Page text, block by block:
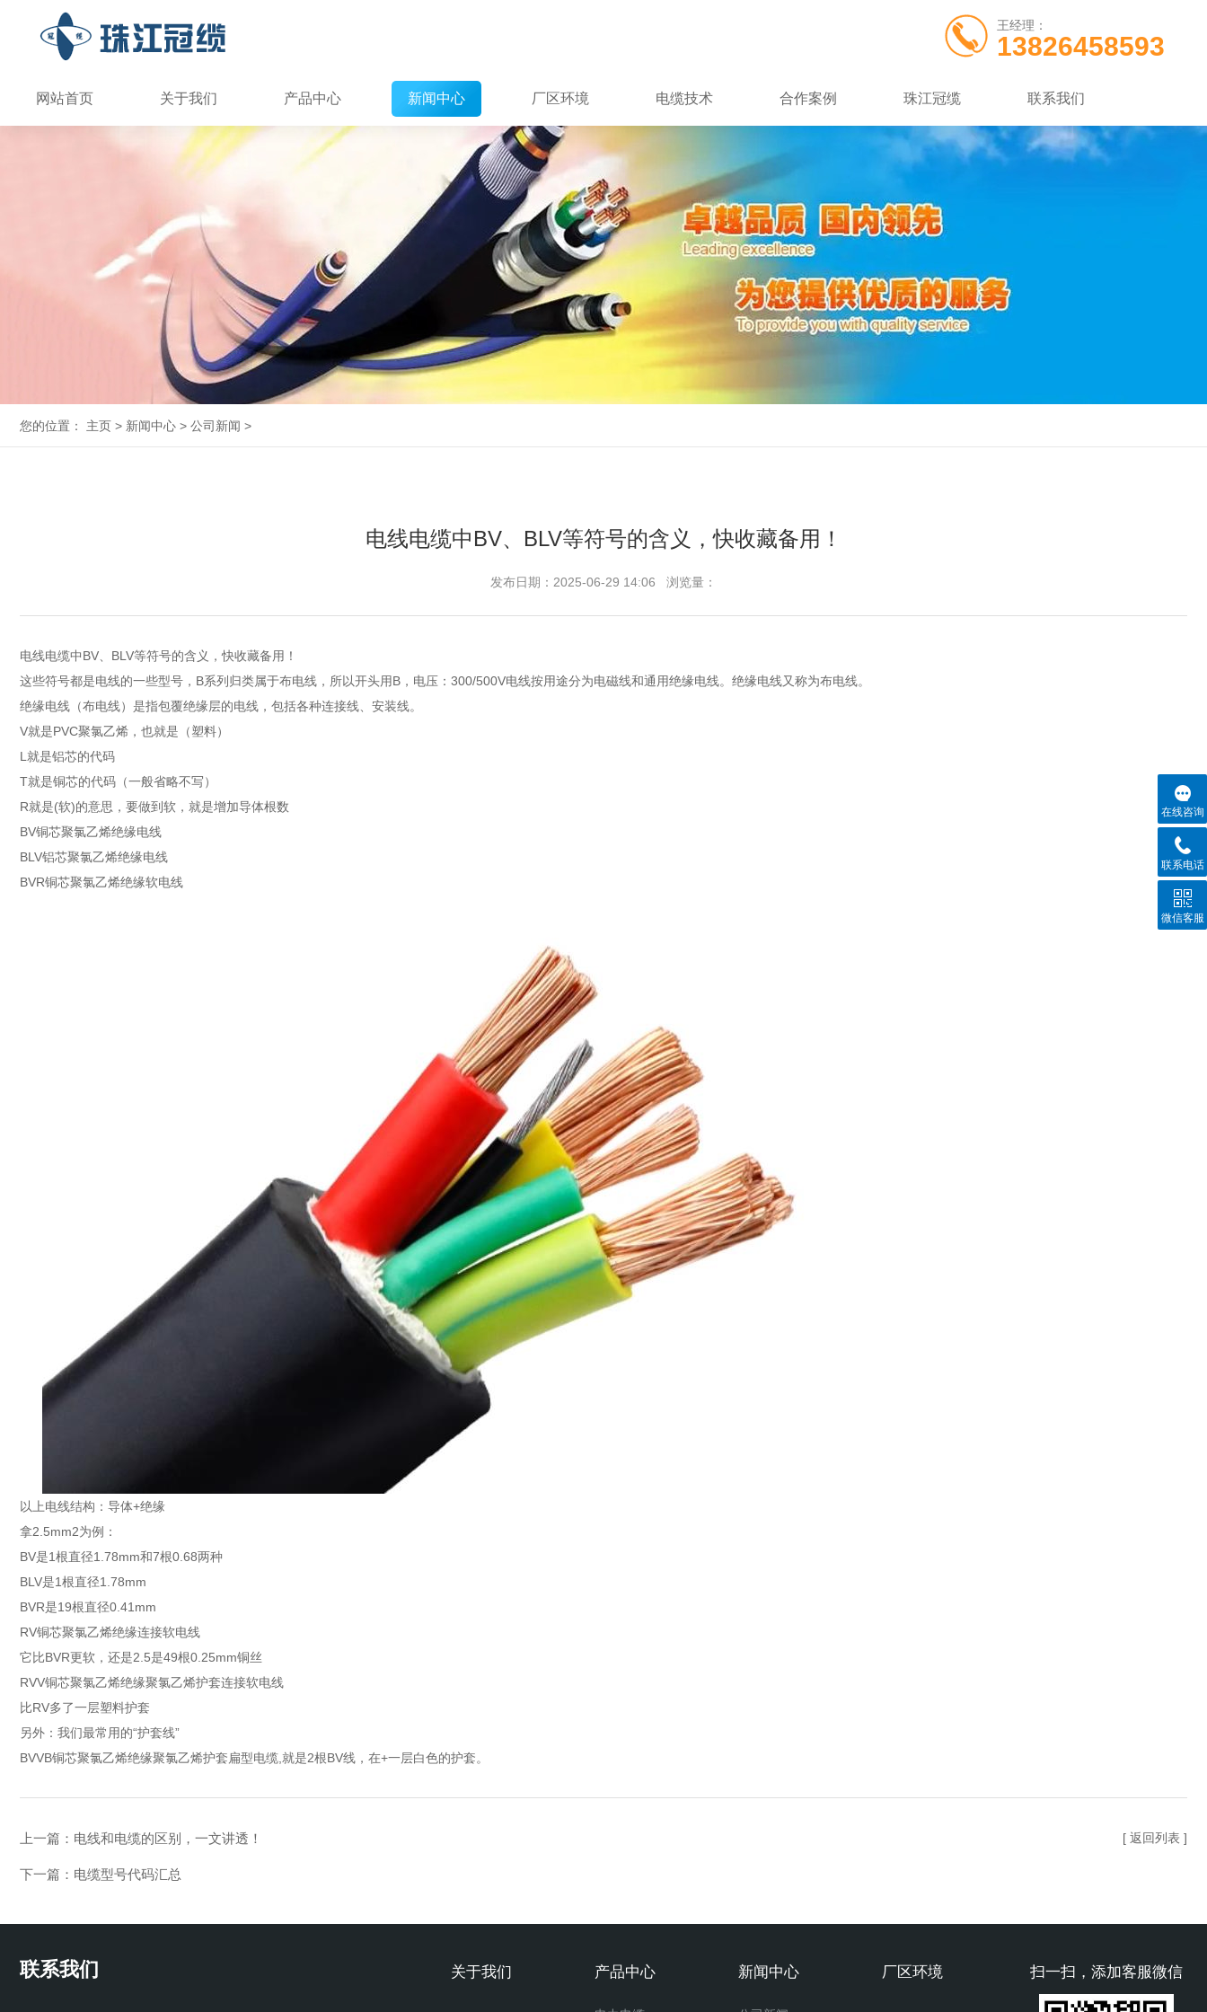
王经理：
13826458593
网站首页 关于我们 产品中心 新闻中心 厂区环境 电缆技术 合作案例 珠江冠缆 联系我们
您的位置： 主页 > 新闻中心 > 公司新闻 >
电线电缆中BV、BLV等符号的含义，快收藏备用！
发布日期：2025-06-29 14:06 浏览量：
电线电缆中BV、BLV等符号的含义，快收藏备用！
这些符号都是电线的一些型号，B系列归类属于布电线，所以开头用B，电压：300/500V电线按用途分为电磁线和通用绝缘电线。绝缘电线又称为布电线。
绝缘电线（布电线）是指包覆绝缘层的电线，包括各种连接线、安装线。
V就是PVC聚氯乙烯，也就是（塑料）
L就是铝芯的代码
T就是铜芯的代码（一般省略不写）
R就是(软)的意思，要做到软，就是增加导体根数
BV铜芯聚氯乙烯绝缘电线
BLV铝芯聚氯乙烯绝缘电线
BVR铜芯聚氯乙烯绝缘软电线
以上电线结构：导体+绝缘
拿2.5mm2为例：
BV是1根直径1.78mm和7根0.68两种
BLV是1根直径1.78mm
BVR是19根直径0.41mm
RV铜芯聚氯乙烯绝缘连接软电线
它比BVR更软，还是2.5是49根0.25mm铜丝
RVV铜芯聚氯乙烯绝缘聚氯乙烯护套连接软电线
比RV多了一层塑料护套
另外：我们最常用的“护套线”
BVVB铜芯聚氯乙烯绝缘聚氯乙烯护套扁型电缆,就是2根BV线，在+一层白色的护套。
上一篇： 电线和电缆的区别，一文讲透！
下一篇： 电缆型号代码汇总
[ 返回列表 ]
联系我们 扫一扫，添加客服微信
关于我们 产品中心 新闻中心 厂区环境
在线咨询
联系电话
微信客服